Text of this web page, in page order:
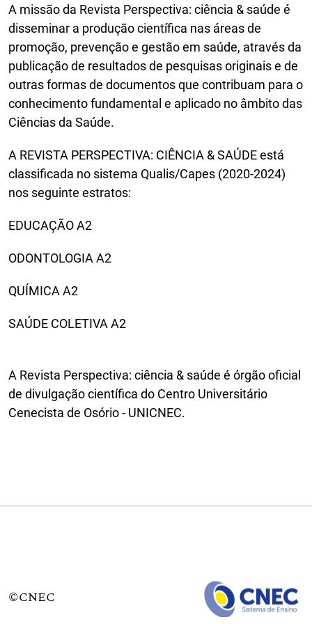
A missão da Revista Perspectiva: ciência & saúde é
disseminar a produção científica nas áreas de
promoção, prevenção e gestão em saúde, através da
publicação de resultados de pesquisas originais e de
outras formas de documentos que contribuam para o
conhecimento fundamental e aplicado no âmbito das
Ciências da Saúde.
A REVISTA PERSPECTIVA: CIÊNCIA & SAÚDE está
classificada no sistema Qualis/Capes (2020-2024)
nos seguinte estratos:
EDUCAÇÃO A2
ODONTOLOGIA A2
QUÍMICA A2
SAÚDE COLETIVA A2
A Revista Perspectiva: ciência & saúde é órgão oficial
de divulgação científica do Centro Universitário
Cenecista de Osório - UNICNEC.
©CNEC